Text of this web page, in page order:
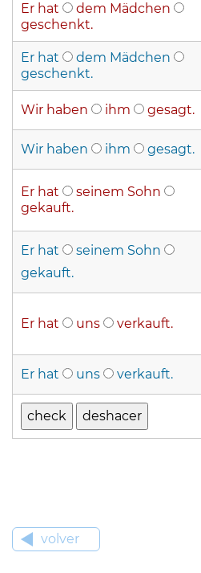
Er hat
dem Mädchen
geschenkt.
Er hat
dem Mädchen
geschenkt.
Wir haben ihm gesagt.
Wir haben ihm gesagt.
Er hat
seinem Sohn
gekauft.
Er hat
seinem Sohn
gekauft.
Er hat uns verkauft.
Er hat uns verkauft.
volver